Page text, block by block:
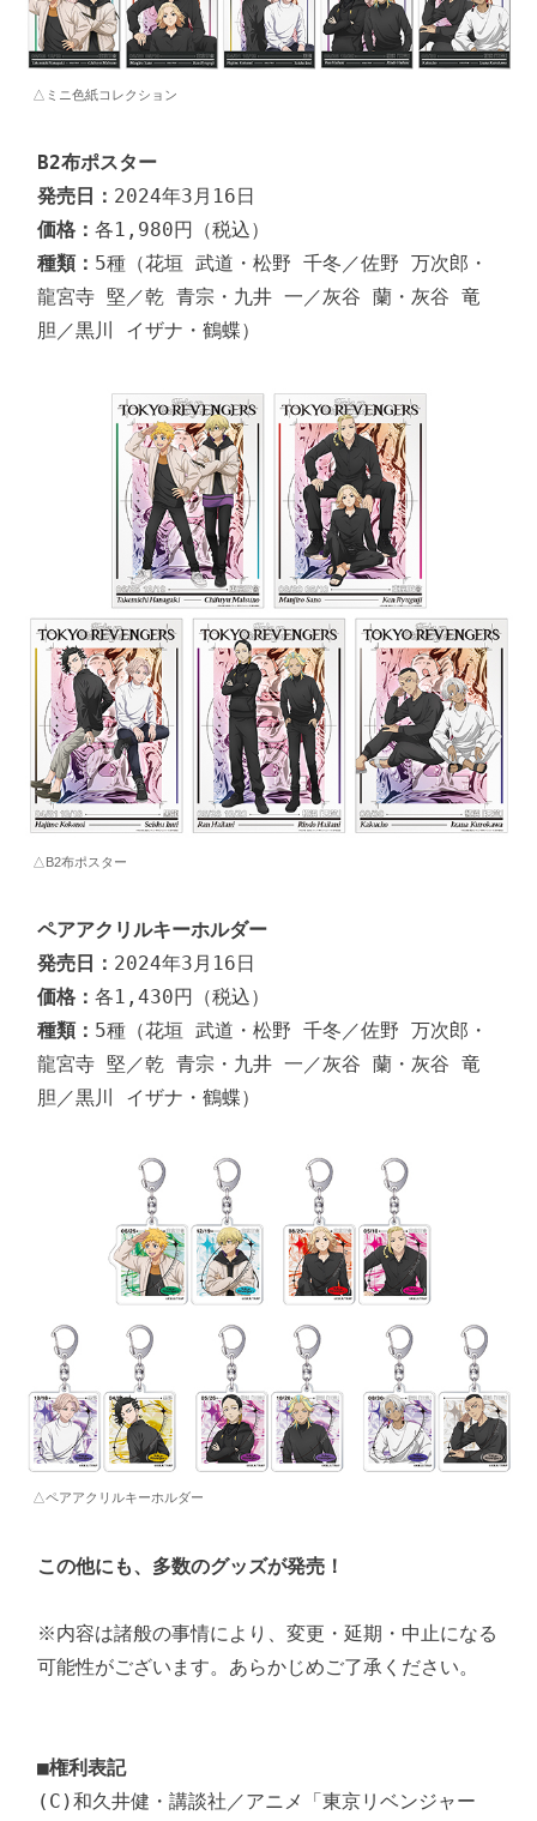
△ミニ色紙コレクション
B2布ポスター
発売日：
価格：
種類： 5種（花垣 武道・松野 千冬／佐野 万次郎・
龍宮寺 堅／乾 青宗・九井 一／灰谷 蘭・灰谷 竜
胆／黒川 イザナ・鶴蝶）
△B2布ポスター
ペアアクリルキーホルダー
発売日：
価格：
種類： 5種（花垣 武道・松野 千冬／佐野 万次郎・
龍宮寺 堅／乾 青宗・九井 一／灰谷 蘭・灰谷 竜
胆／黒川 イザナ・鶴蝶）
△ペアアクリルキーホルダー
この他にも、多数のグッズが発売！
※内容は諸般の事情により、変更・延期・中止になる
可能性がございます。あらかじめご了承ください。
■権利表記
(C)和久井健・講談社／アニメ「東京リベンジャー